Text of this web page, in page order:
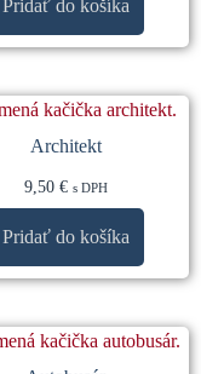
Pridať do košíka
Architekt
9,50 € s DPH
Pridať do košíka